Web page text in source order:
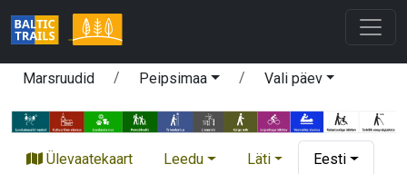
Marsruudid Peipsimaa Vali päev
Ülevaatekaart Leedu Läti Eesti